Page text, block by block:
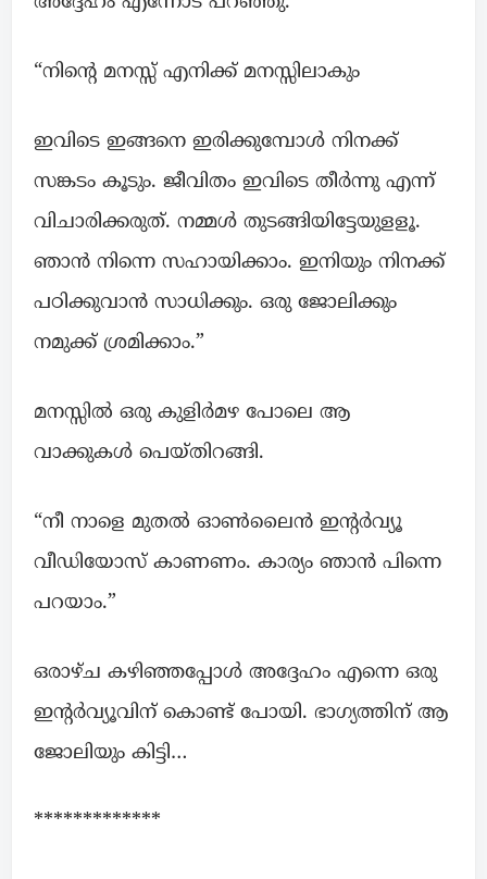
“നിൻ്റെ മനസ്സ് എനിക്ക് മനസ്സിലാകും
ഇവിടെ ഇങ്ങനെ ഇരിക്കുമ്പോൾ നിനക്ക്
സങ്കടം കൂടും. ജീവിതം ഇവിടെ തീർന്നു എന്ന്
വിചാരിക്കരുത്. നമ്മൾ തുടങ്ങിയിട്ടേയുളളൂ.
ഞാൻ നിന്നെ സഹായിക്കാം. ഇനിയും നിനക്ക്
പഠിക്കുവാൻ സാധിക്കും. ഒരു ജോലിക്കും
നമുക്ക് ശ്രമിക്കാം.”
മനസ്സിൽ ഒരു കുളിർമഴ പോലെ ആ
വാക്കുകൾ പെയ്തിറങ്ങി.
“നീ നാളെ മുതൽ ഓൺലൈൻ ഇന്റർവ്യൂ
വീഡിയോസ് കാണണം. കാര്യം ഞാൻ പിന്നെ
പറയാം.”
ഒരാഴ്ച കഴിഞ്ഞപ്പോൾ അദ്ദേഹം എന്നെ ഒരു
ഇന്റർവ്യൂവിന് കൊണ്ട് പോയി. ഭാഗ്യത്തിന് ആ
ജോലിയും കിട്ടി…
*************